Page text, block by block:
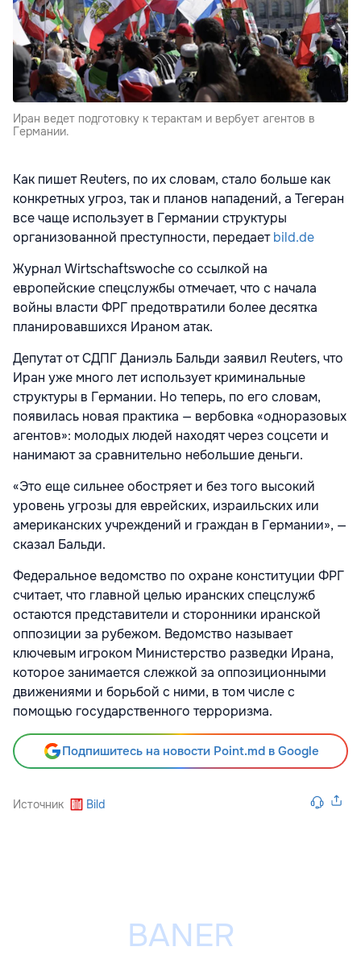
Иран ведет подготовку к терактам и вербует агентов в
Германии.
Как пишет Reuters, по их словам, стало больше как
конкретных угроз, так и планов нападений, а Тегеран
все чаще использует в Германии структуры
организованной преступности, передаетbild.de
Журнал Wirtschaftswoche со ссылкой на
европейские спецслужбы отмечает, что с начала
войны власти ФРГ предотвратили более десятка
планировавшихся Ираном атак.
Депутат от СДПГ Даниэль Бальди заявил Reuters, что
Иран уже много лет использует криминальные
структуры в Германии. Но теперь, по его словам,
появилась новая практика — вербовка «одноразовых
агентов»: молодых людей находят через соцсети и
нанимают за сравнительно небольшие деньги.
«Это еще сильнее обостряет и без того высокий
уровень угрозы для еврейских, израильских или
американских учреждений и граждан в Германии», —
сказал Бальди.
Федеральное ведомство по охране конституции ФРГ
считает, что главной целью иранских спецслужб
остаются представители и сторонники иранской
оппозиции за рубежом. Ведомство называет
ключевым игроком Министерство разведки Ирана,
которое занимается слежкой за оппозиционными
движениями и борьбой с ними, в том числе с
помощью государственного терроризма.
Подпишитесь на новости Point.md в Google
Источник Bild